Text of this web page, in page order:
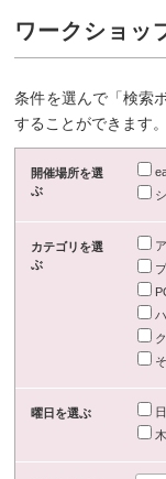
ワークショッ
条件を選んで「検索
することができます。
開催場所を選
ぶ
カテゴリを選
ぶ
曜日を選ぶ